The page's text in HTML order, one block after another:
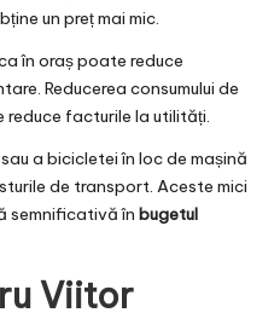
un preț mai mic.
în oraș poate reduce
Reducerea consumului de
facturile la utilități.
a bicicletei în loc de mașină
de transport. Aceste mici
semnificativă în bugetul
Viitor